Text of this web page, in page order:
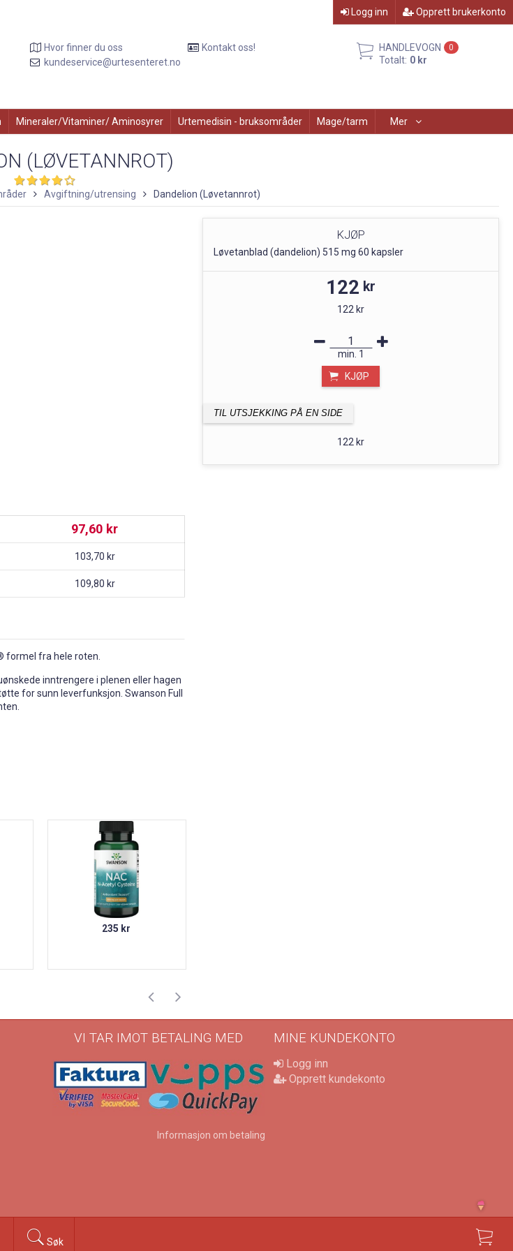
Logg inn Opprett brukerkonto
Hvor finner du oss
kundeservice@urtesenteret.no
Kontakt oss! HANDLEVOGN 0
Totalt: 0 kr
Mineraler/Vitaminer/ Aminosyrer Urtemedisin - bruksområder Mage/tarm Mer
(LØVETANNROT)
Avgiftning/utrensing Dandelion (Løvetannrot)
KJØP
Løvetanblad (dandelion) 515 mg 60 kapsler
122 kr
122 kr
min. 1
KJØP
TIL UTSJEKKING PÅ EN SIDE
122 kr
97,60 kr
103,70 kr
109,80 kr
formel fra hele roten.
inntrengere i plenen eller hagen
for sunn leverfunksjon. Swanson Full
235 kr
VI TAR IMOT BETALING MED
Informasjon om betaling
MINE KUNDEKONTO
Logg inn
Opprett kundekonto
Søk